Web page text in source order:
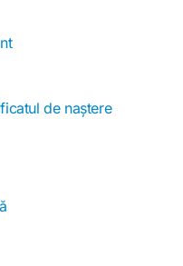
de naștere